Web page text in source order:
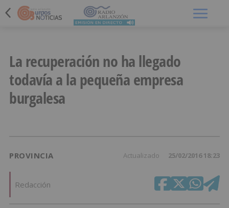
La recuperación no ha llegado
todavía a la pequeña empresa
burgalesa
PROVINCIA Actualizado 25/02/2016 18:23
Redacción